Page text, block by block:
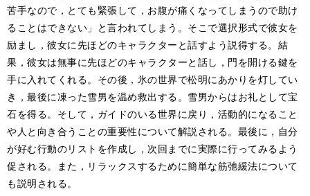
苦手なので，とても緊張して，お腹が痛くなってしまうので助け
ることはできない」と言われてしまう。そこで選択形式で彼女を
励まし，彼女に先ほどのキャラクターと話すよう説得する。結
果，彼女は無事に先ほどのキャラクターと話し，門を開ける鍵を
手に入れてくれる。その後，氷の世界で松明にあかりを灯してい
き，最後に凍った雪男を温め救出する。雪男からはお礼として宝
石を得る。そして，ガイドのいる世界に戻り，活動的になること
や人と向き合うことの重要性について解説される。最後に，自分
が好む行動のリストを作成し，次回までに実際に行ってみるよう
促される。また，リラックスするために簡単な筋弛緩法について
も説明される。